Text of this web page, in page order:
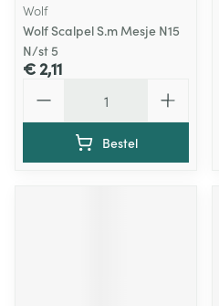
Wolf
Wolf Scalpel S.m Mesje N15
N/st 5
€ 2,11
Bestel